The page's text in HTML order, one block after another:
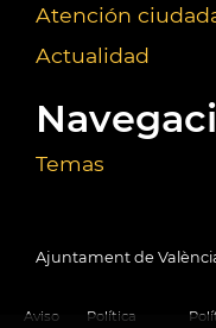
Atención
Actualidad
Temas
Ajuntament de
Aviso
Política